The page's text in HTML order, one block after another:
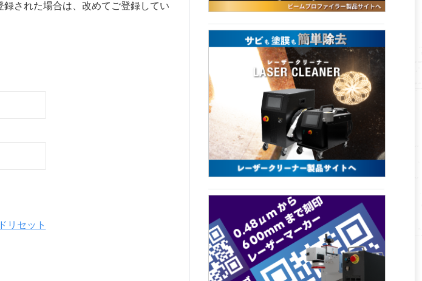
録された場合は、改めてご登録してい
リセット